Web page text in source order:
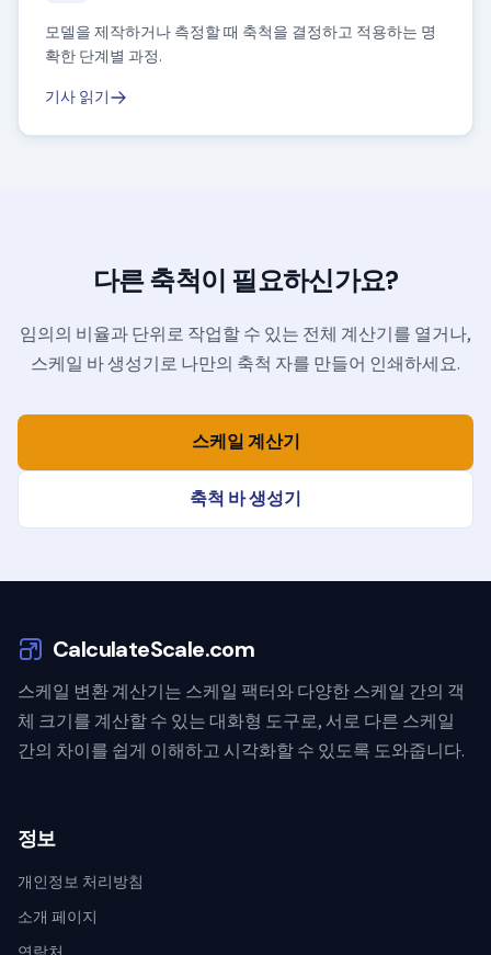
모델을 제작하거나 측정할 때 축척을 결정하고 적용하는 명
확한 단계별 과정.
기사 읽기
다른 축척이 필요하신가요?
임의의 비율과 단위로 작업할 수 있는 전체 계산기를 열거나,
스케일 바 생성기로 나만의 축척 자를 만들어 인쇄하세요.
스케일 계산기
축척 바 생성기
CalculateScale.com
스케일 변환 계산기는 스케일 팩터와 다양한 스케일 간의 객
체 크기를 계산할 수 있는 대화형 도구로, 서로 다른 스케일
간의 차이를 쉽게 이해하고 시각화할 수 있도록 도와줍니다.
정보
개인정보 처리방침
소개 페이지